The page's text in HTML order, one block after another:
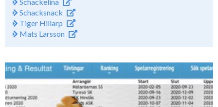
Schacksnack
Tiger Hillarp
Mats Larsson